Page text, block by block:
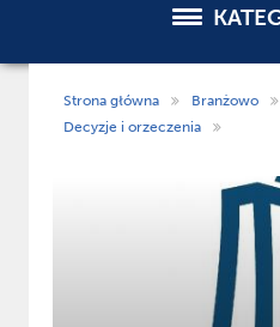
Strona główna Branżowo
Decyzje i orzeczenia